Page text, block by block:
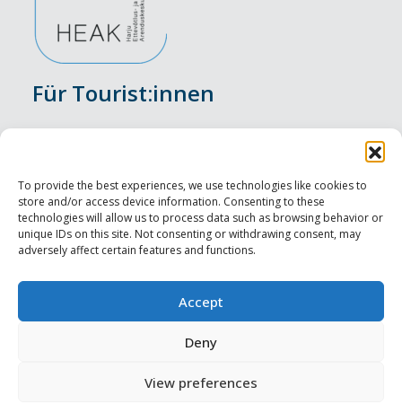
To provide the best experiences, we use technologies like cookies to
store and/or access device information. Consenting to these
technologies will allow us to process data such as browsing behavior or
unique IDs on this site. Not consenting or withdrawing consent, may
adversely affect certain features and functions.
Accept
Deny
View preferences
Für Tourist:innen
Unterkunft
Genusserlebnisse
Sehenswürdigkeiten
Für Tourismusprofis
Harju-, Rapla- ja Läänemaa DMO